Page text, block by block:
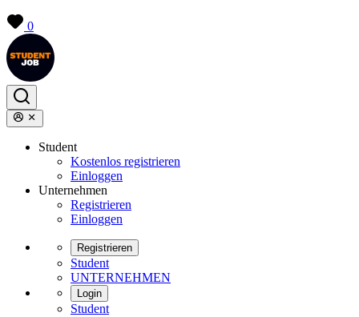
0
Student
Kostenlos registrieren
Einloggen
Unternehmen
Registrieren
Einloggen
Registrieren
Student
UNTERNEHMEN
Login
Student